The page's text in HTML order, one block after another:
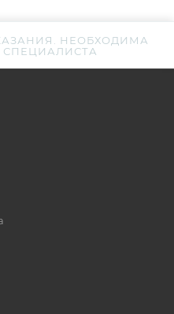
НЕОБХОДИМА